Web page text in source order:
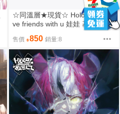
☆同溫層★現貨☆ Hololive hololi
ve friends with u 娃娃 基本服裝
售價 850 銷量:8